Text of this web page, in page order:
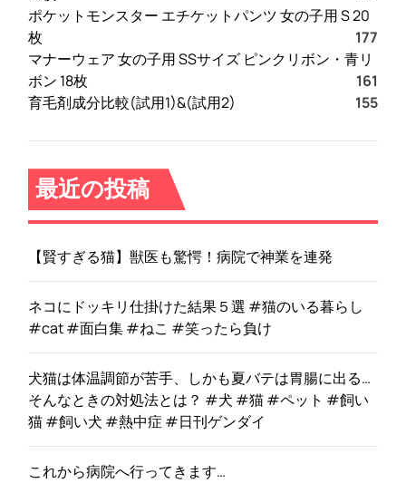
学
、
限
能
性
」
ポケットモンスター エチケットパンツ 女の子用 S 20
枚
177
マナーウェア 女の子用 SSサイズ ピンクリボン・青リ
ボン 18枚
161
育毛剤成分比較(試用1)&(試用2)
155
最近の投稿
【賢すぎる猫】獣医も驚愕！病院で神業を連発
ネコにドッキリ仕掛けた結果５選 #猫のいる暮らし
#cat #面白集 #ねこ #笑ったら負け
犬猫は体温調節が苦手、しかも夏バテは胃腸に出る…
そんなときの対処法とは？ #犬 #猫 #ペット #飼い
猫 #飼い犬 #熱中症 #日刊ゲンダイ
これから病院へ行ってきます…